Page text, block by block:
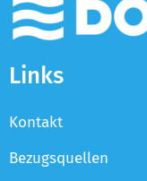
Links
Kontakt
Bezugsquellen